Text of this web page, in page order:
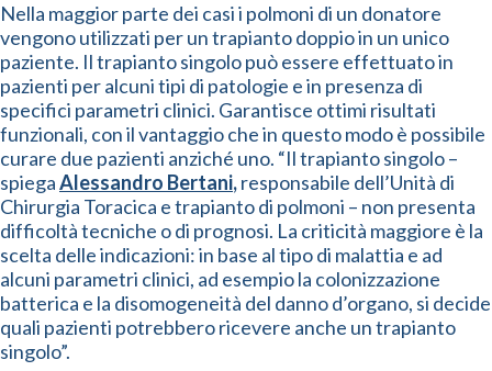
Nella maggior parte dei casi i polmoni di un donatore
vengono utilizzati per un trapianto doppio in un unico
paziente. Il trapianto singolo può essere effettuato in
pazienti per alcuni tipi di patologie e in presenza di
specifici parametri clinici. Garantisce ottimi risultati
funzionali, con il vantaggio che in questo modo è possibile
curare due pazienti anziché uno. “Il trapianto singolo –
spiegaAlessandro Bertani,responsabile dell’Unità di
Chirurgia Toracica e trapianto di polmoni – non presenta
difficoltà tecniche o di prognosi. La criticità maggiore è la
scelta delle indicazioni: in base al tipo di malattia e ad
alcuni parametri clinici, ad esempio la colonizzazione
batterica e la disomogeneità del danno d’organo, si decide
quali pazienti potrebbero ricevere anche un trapianto
singolo”.